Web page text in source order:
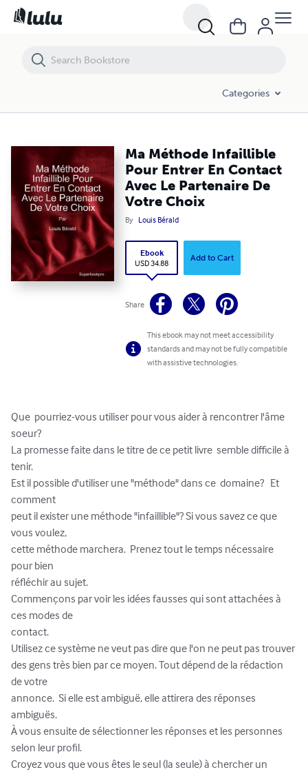
Categories
Ma Méthode Infaillible
Pour Entrer En Contact
Avec Le Partenaire De
Votre Choix
By Louis Bérald
Ebook
USD 34.88
Add to Cart
Share
This ebook may not meet accessibility
standards and may not be fully compatible
with assistive technologies.
Que  pourriez-vous utiliser pour vous aider à rencontrer l'âme
soeur?
La promesse faite dans le titre de ce petit livre  semble difficile à
tenir.
Est il possible d'utiliser une "méthode" dans ce  domaine?   Et
comment
peut il exister une méthode "infaillible"? Si vous savez ce que
vous voulez,
cette méthode marchera.  Prenez tout le temps nécessaire
pour bien
réfléchir au sujet.
Commençons par voir les idées fausses qui sont attachées à
ces modes de
contact.
Utilisez ce système ne veut pas dire que l'on ne peut pas trouver
des gens très bien par ce moyen. Tout dépend de la rédaction
de votre
annonce.  Si elle est ambiguë, elle attirera des réponses
ambiguës.
À vous ensuite de sélectionner les réponses et les personnes
selon leur profil.
Croyez vous que vous êtes le seul (la seule) à chercher un
Ma Méthode Infaillible Pour Entrer En Contact Avec Le Partenaire De